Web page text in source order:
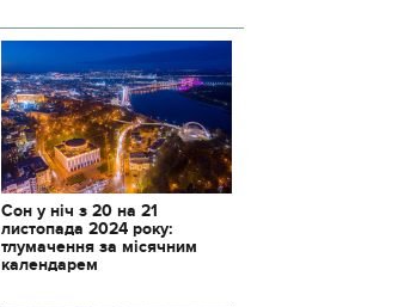
Сон у ніч з 20 на 21
листопада 2024 року:
тлумачення за місячним
календарем